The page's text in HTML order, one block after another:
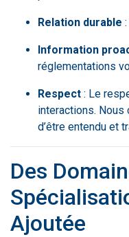
Relation durable
Information
réglementations
Respect : Le
interactions. Nous
d’être entendu et
Des
Ajoutée